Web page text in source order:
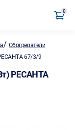
0
/ Обогреватели
67/3/9
РЕСАНТА